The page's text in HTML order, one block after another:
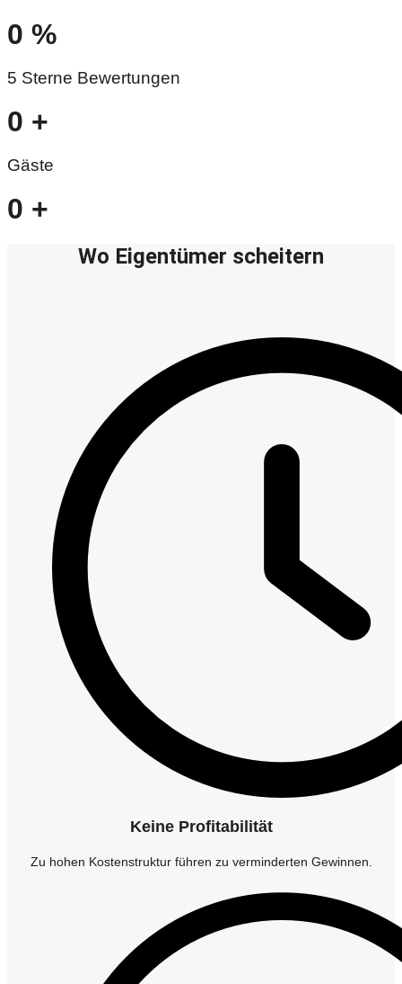
0 %
5 Sterne Bewertungen
0 +
Gäste
0 +
Wo Eigentümer scheitern
Keine Profitabilität
Zu hohen Kostenstruktur führen zu verminderten Gewinnen.